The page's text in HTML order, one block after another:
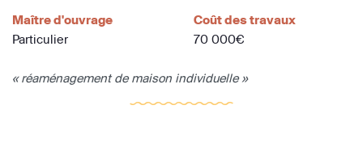
Maître d'ouvrage
Particulier
Coût des travaux
70 000€
« réaménagement de maison individuelle »